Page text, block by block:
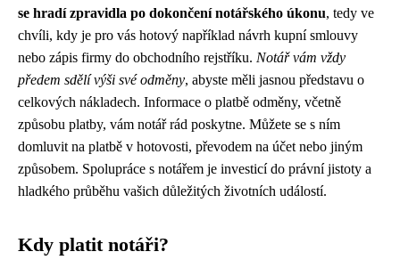
se hradí zpravidla po dokončení notářského úkonu, tedy ve
chvíli, kdy je pro vás hotový například návrh kupní smlouvy
nebo zápis firmy do obchodního rejstříku. Notář vám vždy
předem sdělí výši své odměny, abyste měli jasnou představu o
celkových nákladech. Informace o platbě odměny, včetně
způsobu platby, vám notář rád poskytne. Můžete se s ním
domluvit na platbě v hotovosti, převodem na účet nebo jiným
způsobem. Spolupráce s notářem je investicí do právní jistoty a
hladkého průběhu vašich důležitých životních událostí.
Kdy platit notáři?